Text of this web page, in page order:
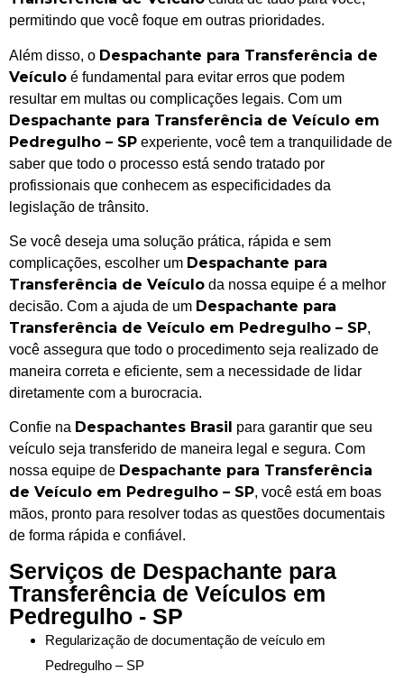
permitindo que você foque em outras prioridades.
Além disso, o Despachante para Transferência de
Veículo é fundamental para evitar erros que podem
resultar em multas ou complicações legais. Com um
Despachante para Transferência de Veículo em
Pedregulho – SP experiente, você tem a tranquilidade de
saber que todo o processo está sendo tratado por
profissionais que conhecem as especificidades da
legislação de trânsito.
Se você deseja uma solução prática, rápida e sem
complicações, escolher um Despachante para
Transferência de Veículo da nossa equipe é a melhor
decisão. Com a ajuda de um Despachante para
Transferência de Veículo em Pedregulho – SP,
você assegura que todo o procedimento seja realizado de
maneira correta e eficiente, sem a necessidade de lidar
diretamente com a burocracia.
Confie na Despachantes Brasil
para garantir que seu
veículo seja transferido de maneira legal e segura. Com
nossa equipe de Despachante para Transferência
de Veículo em Pedregulho – SP, você está em boas
mãos, pronto para resolver todas as questões documentais
de forma rápida e confiável.
Serviços de Despachante para
Transferência de Veículos em
Pedregulho - SP
Regularização de documentação de veículo em
Pedregulho – SP